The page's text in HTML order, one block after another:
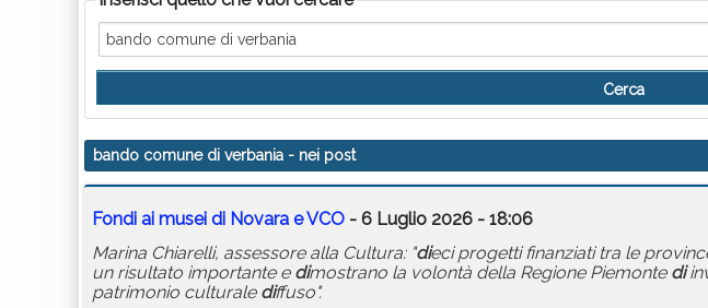
bando comune di verbania - nei post
Fondi ai musei di Novara e VCO - 6 Luglio 2026 - 18:06
Marina Chiarelli, assessore alla Cultura: "dieci progetti finanziati tra le
un risultato importante e dimostrano la volontà della Regione Piemonte di
patrimonio culturale diffuso".